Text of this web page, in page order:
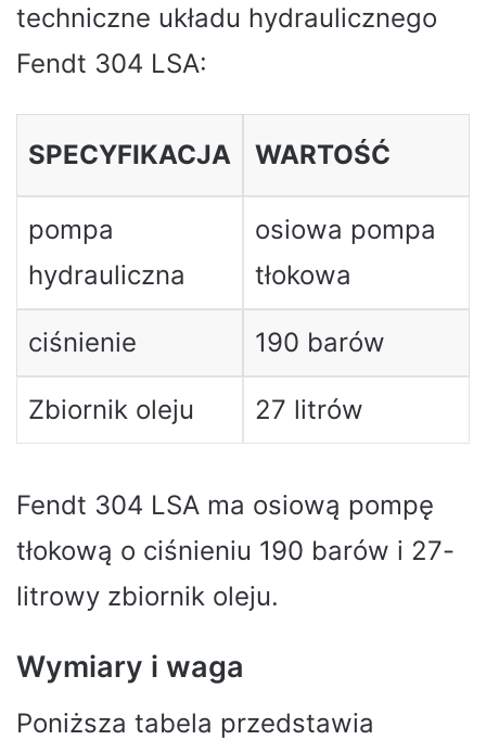
techniczne układu hydraulicznego
Fendt 304 LSA:
SPECYFIKACJA WARTOŚĆ
pompa
hydrauliczna
osiowa pompa
tłokowa
ciśnienie 190 barów
Zbiornik oleju 27 litrów
Fendt 304 LSA ma osiową pompę
tłokową o ciśnieniu 190 barów i 27-
litrowy zbiornik oleju.
Wymiary i waga
Poniższa tabela przedstawia